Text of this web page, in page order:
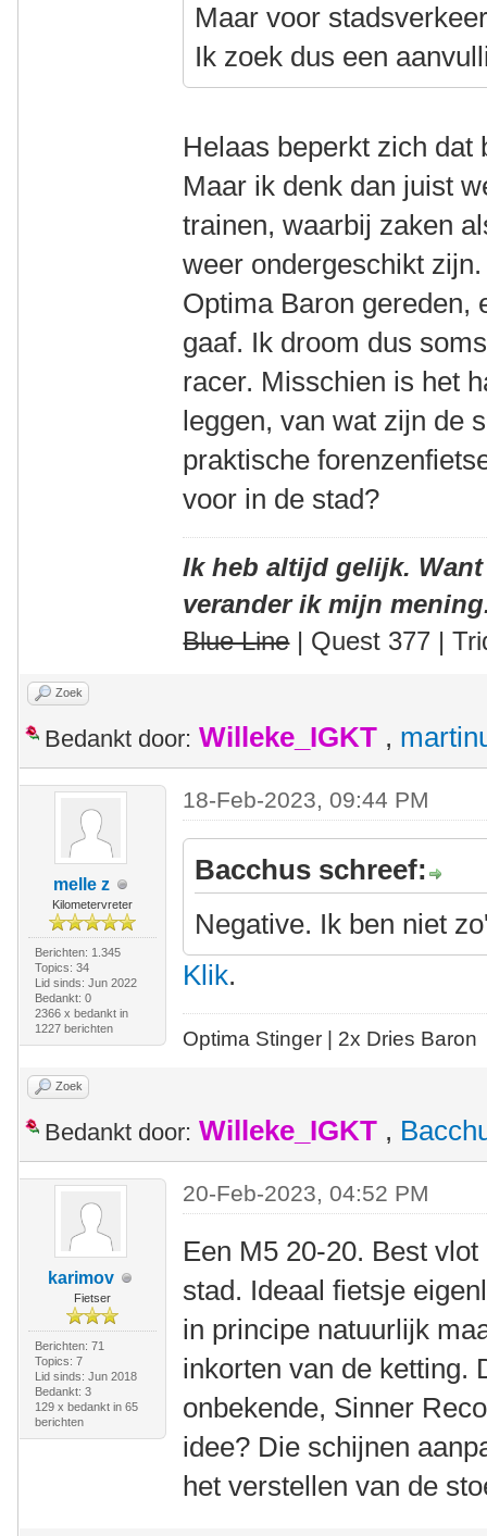
Maar voor
Ik zoek dus een
Helaas beperkt zich dat
Maar ik denk dan juist
trainen, waarbij zaken
weer ondergeschikt
Optima Baron gereden,
gaaf. Ik droom dus
racer. Misschien is het
leggen, van wat zijn de
praktische
voor in de stad?
Ik heb altijd gelijk.
verander ik mijn
Blue Line| Quest 377 |
Zoek
Bedankt door: Willeke_IGKT ,
melle z
Kilometervreter
Berichten: 1.345
Topics: 34
Lid sinds: Jun 2022
Bedankt: 0
2366 x bedankt in
1227 berichten
18-Feb-2023, 09:44 PM
Bacchus schreef:
Negative. Ik ben niet
Klik.
Optima Stinger | 2x Dries Baron
Zoek
Bedankt door: Willeke_IGKT ,
karimov
Fietser
Berichten: 71
Topics: 7
Lid sinds: Jun 2018
Bedankt: 3
129 x bedankt in 65
berichten
20-Feb-2023, 04:52 PM
Een M5 20-20. Best
stad. Ideaal fietsje
in principe natuurlijk
inkorten van de ketting.
onbekende, Sinner
idee? Die schijnen
het verstellen van de